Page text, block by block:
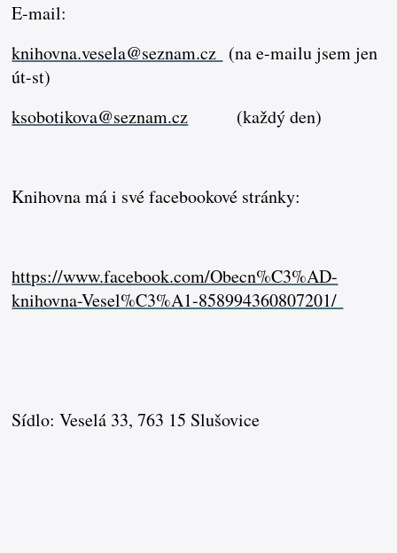
E-mail:
knihovna.vesela@seznam.cz (na e-mailu jsem jen
út-st)
ksobotikova@seznam.cz (každý den)
Knihovna má i své facebookové stránky:
https://www.facebook.com/Obecn%C3%AD-
knihovna-Vesel%C3%A1-858994360807201/
Sídlo: Veselá 33, 763 15 Slušovice